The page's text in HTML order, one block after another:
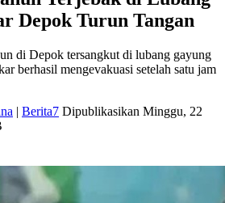
Depok Turun Tangan
di Depok tersangkut di lubang gayung
berhasil mengevakuasi setelah satu jam
| Berita7 Dipublikasikan Minggu, 22